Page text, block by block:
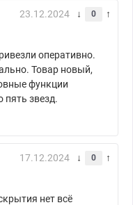
23.12.2024 0
оперативно.
Товар новый,
функции
звезд.
17.12.2024 0
нет всё